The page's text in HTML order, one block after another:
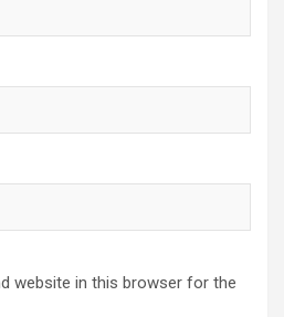
website in this browser for the